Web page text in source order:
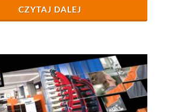
CZYTAJ DALEJ